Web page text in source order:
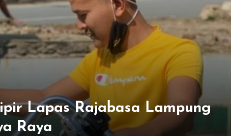
Lapas Rajabasa Lampung
Raya